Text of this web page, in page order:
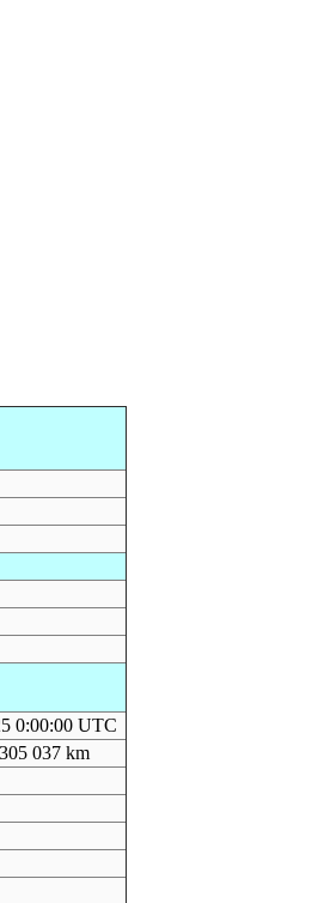
0:00:00 UTC
037 km